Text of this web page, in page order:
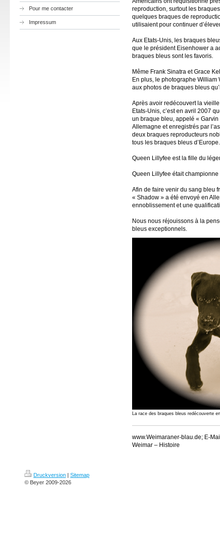
Pour me contacter
Impressum
reproduction, surtout les
quelques braques de
utilisaient pour continuer
Aux Etats-Unis, les braques
que le président Eisenhower a
braques bleus sont les favoris.
Même Frank Sinatra et Grace
En plus, le photographe
aux photos de braques bleus
Après avoir redécouvert la
Etats-Unis, c’est en avril 2007
un braque bleu, appelé «
Allemagne et enregistrés par
deux braques reproducteurs
tous les braques bleus
Queen Lillyfee est la fille du
Queen Lillyfee était
Afin de faire venir du sang bleu
« Shadow » a été envoyé en
ennoblissement et une
Nous nous réjouissons à la
bleus exceptionnels.
La race des braques bleus redécouverte
www.Weimaraner-blau.de; E-
Weimar – Histoire
Druckversion | Sitemap
© Beyer 2009-2026